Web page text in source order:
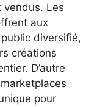
vendus. Les
aux
diversifié,
créations
D’autre
pour